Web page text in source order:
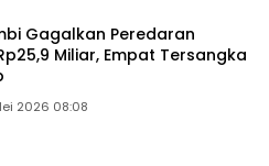
Gagalkan Peredaran
Miliar, Empat Tersangka
2026 08:08